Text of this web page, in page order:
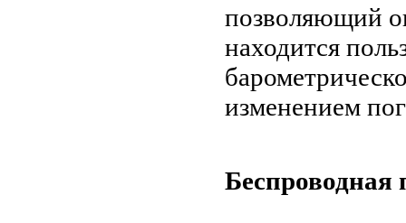
позволяющий
находится
изменением
Беспроводная